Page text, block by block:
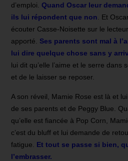
d’emploi. Quand Oscar leur
ils lui répondent que non . Et
écouter Casse-Noisette sur le
apporté.
Ses parents sont mal à
lui dire quelque chose sans y
lui dit qu’elle l’aime et le serre dans
et de le laisser se reposer.
A son réveil, Mamie Rose est là et
de ses parents et de Peggy Blue.
qu’elle est fiancée à Pop Corn,
c’est du bluff et lui demande de
fatigue. Et tout se passe si bien,
l’embrasser.